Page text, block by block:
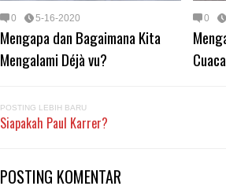
0 5-16-2020
Mengapa dan Bagaimana Kita
Mengalami Déjà vu?
0
POSTING LEBIH BARU
Siapakah Paul Karrer?
POSTING KOMENTAR